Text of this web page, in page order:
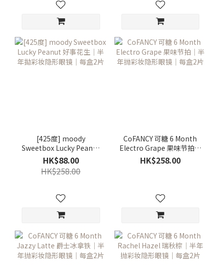
[425度] moody
Sweetbox Lucky Peanut
好事花生｜半年拋彩妆隐
形眼镜｜每盒2片
HK$88.00
HK$258.00
CoFANCY 可糖 6 Month
Electro Grape 果味节拍｜
半年抛彩妆隐形眼镜｜每
盒2片
HK$258.00